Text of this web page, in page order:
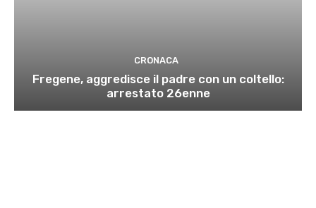
CRONACA
Fregene, aggredisce il padre con un coltello:
arrestato 26enne